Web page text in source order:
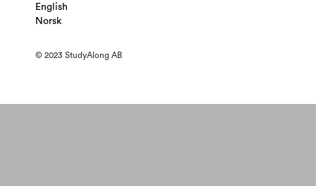
English
Norsk
© 2023 StudyAlong AB